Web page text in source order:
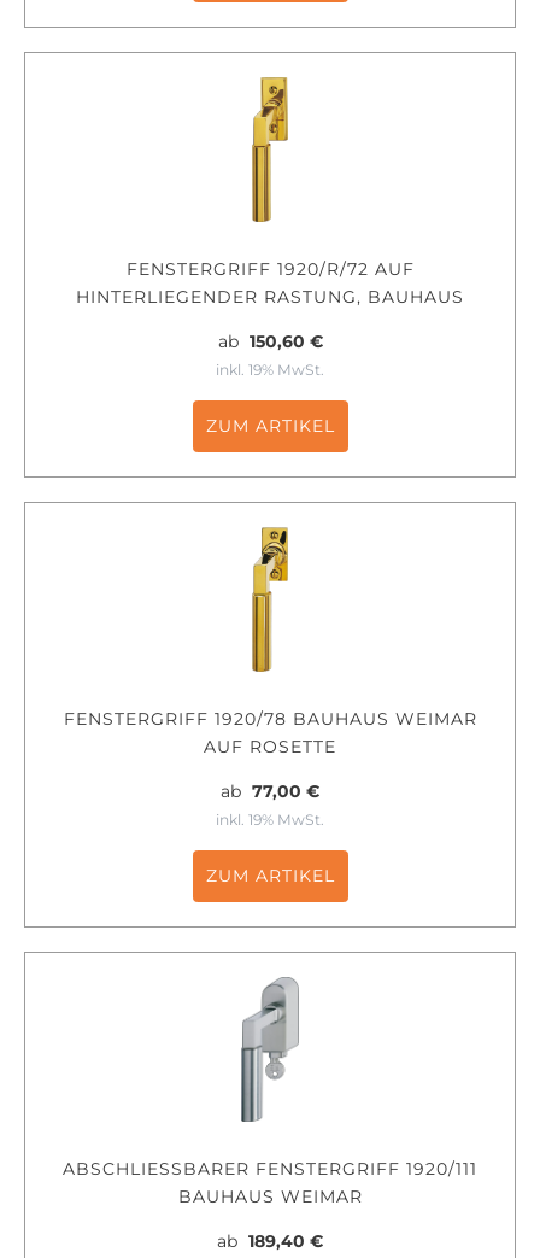
FENSTERGRIFF 1920/R/72 AUF
HINTERLIEGENDER RASTUNG, BAUHAUS
ab 150,60 €
inkl. 19% MwSt.
ZUM ARTIKEL
FENSTERGRIFF 1920/78 BAUHAUS WEIMAR
AUF ROSETTE
ab 77,00 €
inkl. 19% MwSt.
ZUM ARTIKEL
ABSCHLIESSBARER FENSTERGRIFF 1920/111 B
AUHAUS WEIMAR
ab 189,40 €